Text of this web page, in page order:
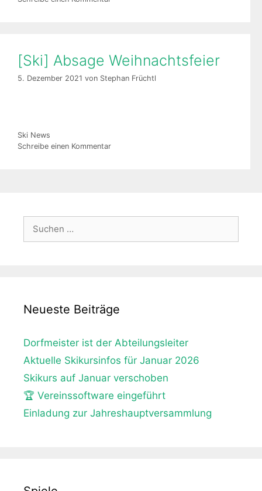
[Ski] Absage Weihnachtsfeier
5. Dezember 2021 von Stephan Früchtl
Kategorien
Ski News
Schreibe einen Kommentar
Neueste Beiträge
Dorfmeister ist der Abteilungsleiter
Aktuelle Skikursinfos für Januar 2026
Skikurs auf Januar verschoben
🏆 Vereinssoftware eingeführt
Einladung zur Jahreshauptversammlung